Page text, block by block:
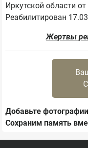
Иркутской области
Жертвы
Добавьте
Сохраним память